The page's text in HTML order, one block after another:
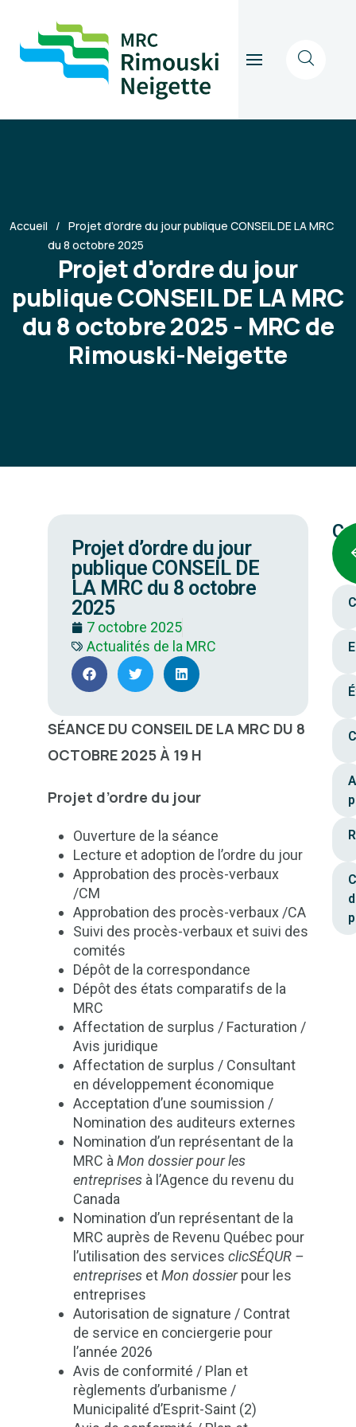
Accueil
Projet d’ordre du jour publique CONSEIL DE LA MRC
du 8 octobre 2025
Projet d'ordre du jour
publique CONSEIL DE LA MRC
du 8 octobre 2025 - MRC de
Rimouski-Neigette
Projet d’ordre du jour
publique CONSEIL DE
LA MRC du 8 octobre
2025
7 octobre 2025
Actualités de la MRC
SÉANCE DU CONSEIL DE LA MRC DU 8
OCTOBRE 2025 À 19 H
Projet d’ordre du jour
Ouverture de la séance
Lecture et adoption de l’ordre du jour
Approbation des procès-verbaux
/CM
Approbation des procès-verbaux /CA
Suivi des procès-verbaux et suivi des
comités
Dépôt de la correspondance
Dépôt des états comparatifs de la
MRC
Affectation de surplus / Facturation /
Avis juridique
Affectation de surplus / Consultant
en développement économique
Acceptation d’une soumission /
Nomination des auditeurs externes
Nomination d’un représentant de la
MRC à Mon dossier pour les
entreprises à l’Agence du revenu du
Canada
Nomination d’un représentant de la
MRC auprès de Revenu Québec pour
l’utilisation des services clicSÉQUR –
entreprises etMon dossierpour les
entreprises
Autorisation de signature / Contrat
de service en conciergerie pour
l’année 2026
Avis de conformité / Plan et
règlements d’urbanisme /
Municipalité d’Esprit-Saint (2)